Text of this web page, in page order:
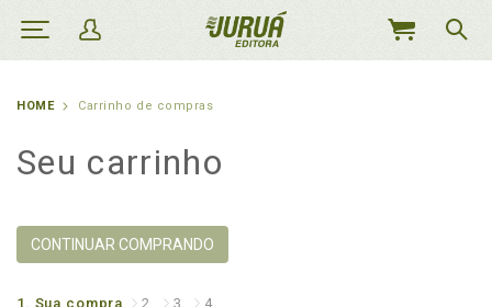
MEU
HOME Carrinho de compras
Seu carrinho
CONTINUAR COMPRANDO
1. Sua compra 2. 3. 4.